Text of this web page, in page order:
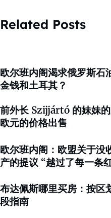
Related Posts
欧尔班内阁渴求俄罗斯石
金钱和土耳其？
前外长 Szijjártó 的妹妹
欧元的价格出售
欧尔班内阁：欧盟关于没
产的提议 “越过了每一条
布达佩斯哪里买房：按区
段指南